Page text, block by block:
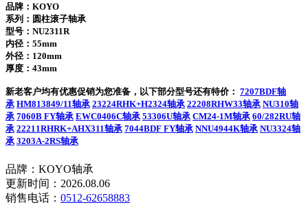
品牌：KOYO
系列：圆柱滚子轴承
型号： NU2311R
内径：55mm
外径：120mm
厚度：43mm
新老客户均有优惠促销为您准备，以下部分型号还有特价： 7207BDF轴
承 HM813849/11轴承 23224RHK+H2324轴承 22208RHW33轴承 NU310轴
承 7060B FY轴承 EWC0406C轴承 53306U轴承 CM24-1M轴承 60/282RU轴
承 22211RHRK+AHX311轴承 7044BDF FY轴承 NNU4944K轴承 NU3324轴
承 3203A-2RS轴承
品牌：KOYO轴承
更新时间：2026.08.06
销售电话： 0512-62658883